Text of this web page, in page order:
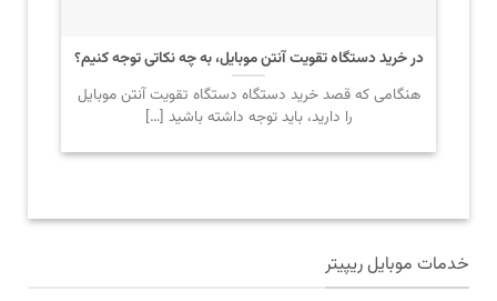
در خرید دستگاه تقویت آنتن موبایل، به چه نکاتی توجه کنیم؟
هنگامی که قصد خرید دستگاه دستگاه تقویت آنتن موبایل
را دارید، باید توجه داشته باشید […]
خدمات موبایل ریپیتر